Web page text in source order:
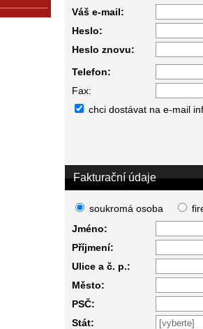
Váš e-mail:
Heslo:
Heslo znovu:
Telefon:
Fax:
chci dostávat na e-mail
Fakturační údaje
soukromá osoba
Jméno:
Příjmení:
Ulice a č. p.:
Město:
PSČ:
Stát: